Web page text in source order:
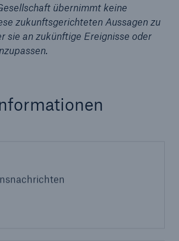
übernimmt keine
zukunftsgerichteten Aussagen zu
sie an zukünftige Ereignisse oder